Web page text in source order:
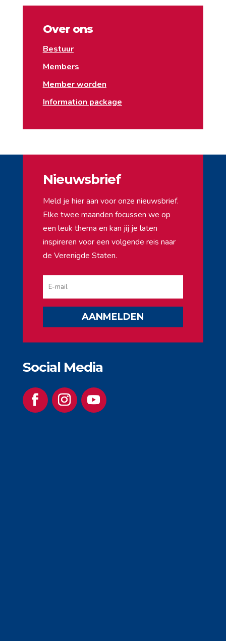
Over ons
Bestuur
Members
Member worden
Information package
Nieuwsbrief
Meld je hier aan voor onze nieuwsbrief.
Elke twee maanden focussen we op
een leuk thema en kan jij je laten
inspireren voor een volgende reis naar
de Verenigde Staten.
AANMELDEN
Social Media